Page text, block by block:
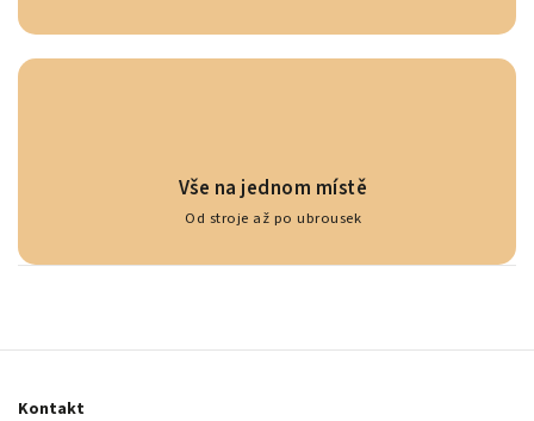
Vše na jednom místě
Od stroje až po ubrousek
Kontakt